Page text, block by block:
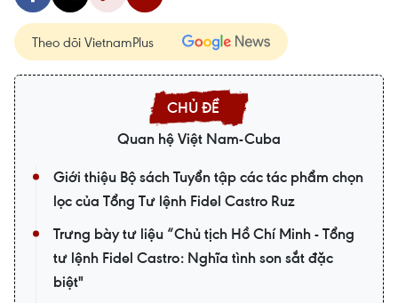
Theo dõi VietnamPlus
Quan hệ Việt Nam-Cuba
Giới thiệu Bộ sách Tuyển tập các tác phẩm chọn
lọc của Tổng Tư lệnh Fidel Castro Ruz
Trưng bày tư liệu “Chủ tịch Hồ Chí Minh - Tổng
tư lệnh Fidel Castro: Nghĩa tình son sắt đặc
biệt"